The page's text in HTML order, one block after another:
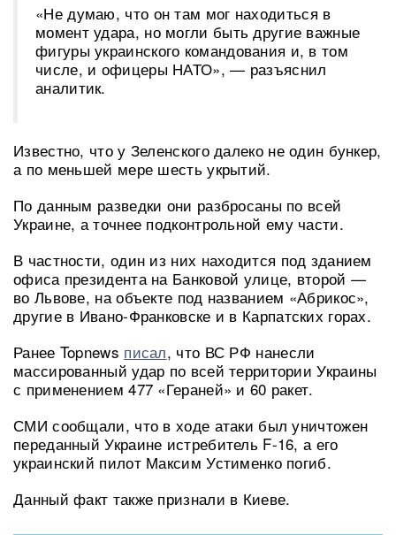
«Не думаю, что он там мог находиться в
момент удара, но могли быть другие важные
фигуры украинского командования и, в том
числе, и офицеры НАТО», — разъяснил
аналитик.
Известно, что у Зеленского далеко не один бункер,
а по меньшей мере шесть укрытий.
По данным разведки они разбросаны по всей
Украине, а точнее подконтрольной ему части.
В частности, один из них находится под зданием
офиса президента на Банковой улице, второй —
во Львове, на объекте под названием «Абрикос»,
другие в Ивано-Франковске и в Карпатских горах.
Ранее Topnews писал, что ВС РФ нанесли
массированный удар по всей территории Украины
с применением 477 «Гераней» и 60 ракет.
СМИ сообщали, что в ходе атаки был уничтожен
переданный Украине истребитель F-16, а его
украинский пилот Максим Устименко погиб.
Данный факт также признали в Киеве.